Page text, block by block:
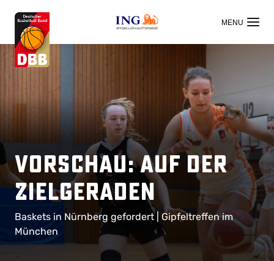
OFFIZIELLER HAUPTSPONSOR
Vorschau: Auf der
Zielgeraden
Baskets in Nürnberg gefordert | Gipfeltreffen im
München